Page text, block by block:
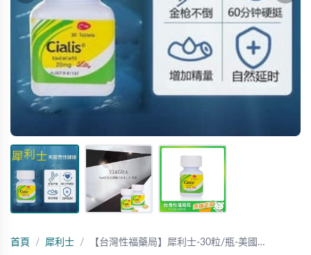
首頁 犀利士 【台灣性福藥局】犀利士-30粒/瓶-美國…